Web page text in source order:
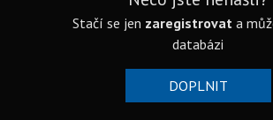
Stačí se jen zaregistrovat a
databázi
DOPLNIT